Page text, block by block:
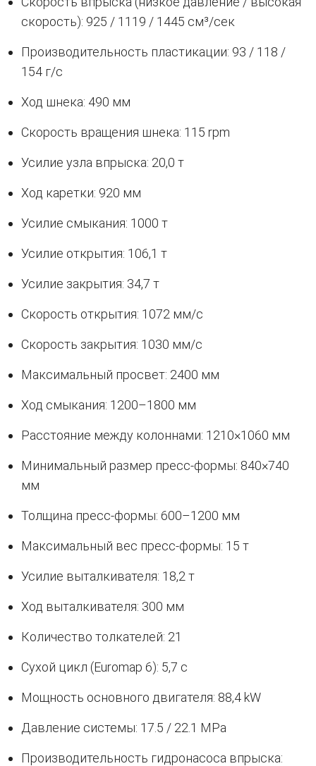
скорость): 925 / 1119 / 1445 см³/сек
Производительность пластикации: 93 / 118 /
154 г/с
Ход шнека: 490 мм
Скорость вращения шнека: 115 rpm
Усилие узла впрыска: 20,0 т
Ход каретки: 920 мм
Усилие смыкания: 1000 т
Усилие открытия: 106,1 т
Усилие закрытия: 34,7 т
Скорость открытия: 1072 мм/с
Скорость закрытия: 1030 мм/с
Максимальный просвет: 2400 мм
Ход смыкания: 1200–1800 мм
Расстояние между колоннами: 1210×1060 мм
Минимальный размер пресс-формы: 840×740
мм
Толщина пресс-формы: 600–1200 мм
Максимальный вес пресс-формы: 15 т
Усилие выталкивателя: 18,2 т
Ход выталкивателя: 300 мм
Количество толкателей: 21
Сухой цикл (Euromap 6): 5,7 с
Мощность основного двигателя: 88,4 kW
Давление системы: 17.5 / 22.1 MPa
Производительность гидронасоса впрыска: